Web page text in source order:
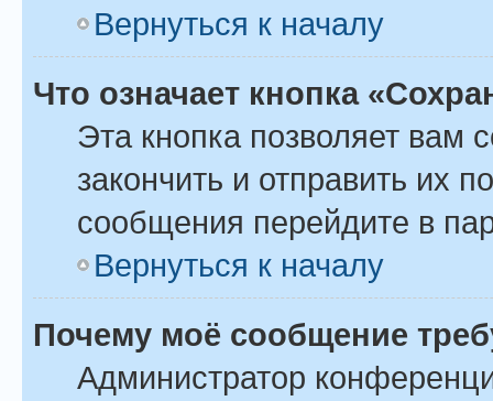
Вернуться к началу
Что означает кнопка
Эта кнопка позволяет вам
закончить и отправить их
сообщения перейдите в
Вернуться к началу
Почему моё сообщение
Администратор